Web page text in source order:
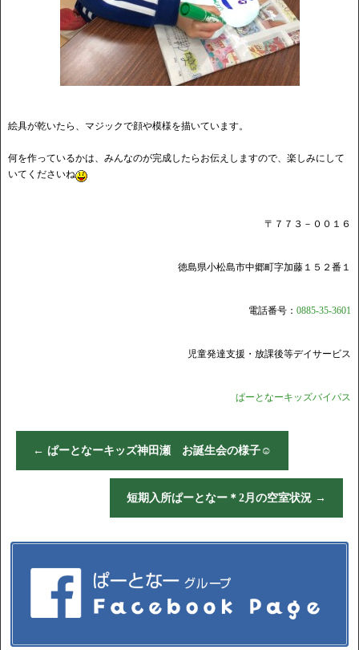
絵具が乾いたら、マジックで顔や模様を描いています。
何を作っているかは、みんなのが完成したらお伝えしますので、楽しみにして
いてくださいね
〒７７３－００１６
徳島県小松島市中郷町字加藤１５２番１
電話番号： 0885-35-3601
児童発達支援・放課後等デイサービス
ぱーとなーキッズバイパス
← ぱーとなーキッズ神田瀬 お誕生会の様子☺
短期入所ぱーとなー＊2月の空室状況 →